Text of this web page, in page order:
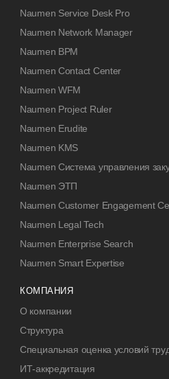
Naumen Service Desk Pro
Naumen Network Manager
Naumen BPM
Naumen Contact Center
Naumen WFM
Naumen Project Ruler
Naumen Erudite
Naumen KMS
Naumen Система управления
Naumen ЭТП
Naumen Customer Engagement
Naumen Legal Tech
Naumen Enterprise Search
Naumen Smart Expertise
КОМПАНИЯ
О компании
Структура
Специальная оценка условий
ИТ-аккредитация